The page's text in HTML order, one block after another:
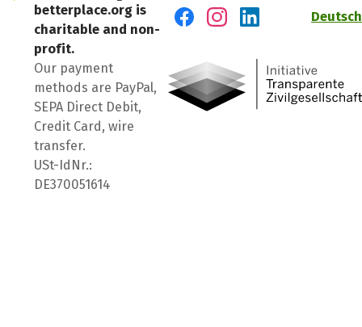
betterplace.org is
charitable and non-
profit.
Our payment
methods are PayPal,
SEPA Direct Debit,
Credit Card, wire
transfer.
USt-IdNr.:
DE370051614
Deutsch